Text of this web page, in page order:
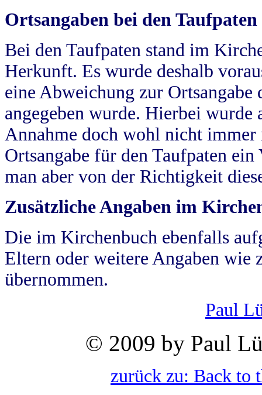
Ortsangaben bei den Taufpaten
Bei den Taufpaten stand im
Herkunft. Es wurde deshalb
eine Abweichung zur
angegeben wurde. Hierbei wurde
Annahme doch wohl nicht
Ortsangabe für den Taufpaten
man aber von der Richtigkeit
Zusätzliche Angaben im
Die im Kirchenbuch ebenfalls
Eltern oder weitere Angaben wie
übernommen.
Paul
© 2009 by Paul
zurück zu: Back to